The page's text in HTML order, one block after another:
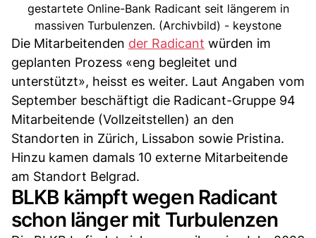
gestartete Online-Bank Radicant seit längerem in
massiven Turbulenzen. (Archivbild) - keystone
Die Mitarbeitenden der Radicant würden im
geplanten Prozess «eng begleitet und
unterstützt», heisst es weiter. Laut Angaben vom
September beschäftigt die Radicant-Gruppe 94
Mitarbeitende (Vollzeitstellen) an den
Standorten in Zürich, Lissabon sowie Pristina.
Hinzu kamen damals 10 externe Mitarbeitende
am Standort Belgrad.
BLKB kämpft wegen Radicant
schon länger mit Turbulenzen